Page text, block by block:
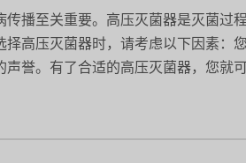
播至关重要。高压灭菌器是灭菌过
高压灭菌器时，请考虑以下因素：
誉。有了合适的高压灭菌器，您就